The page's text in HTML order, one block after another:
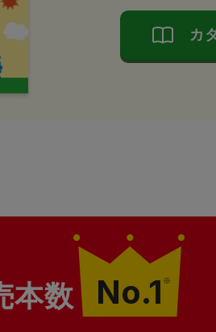
カ
本数 No.1 ※